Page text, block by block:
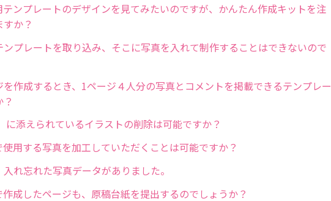
テンプレートのデザインを見てみたいのですが、かんたん作成キットを注
か？
ンプレートを取り込み、そこに写真を入れて制作することはできないので
作成するとき、1ページ４人分の写真とコメントを掲載できるテンプレー
に添えられているイラストの削除は可能ですか？
用する写真を加工していただくことは可能ですか？
れ忘れた写真データがありました。
成したページも、原稿台紙を提出するのでしょうか？